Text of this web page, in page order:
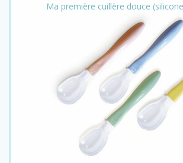
Ma première cuillère douce